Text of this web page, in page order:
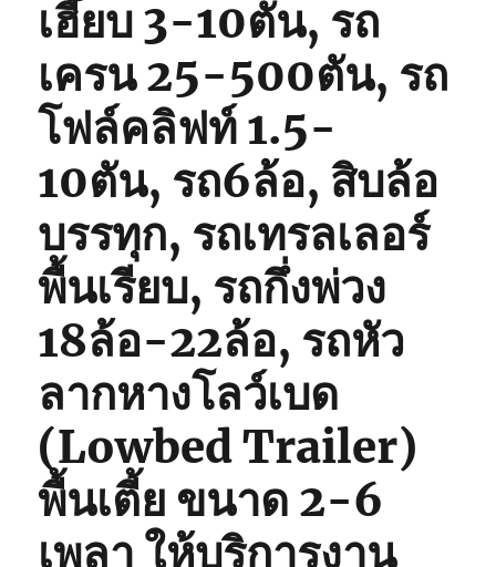
เฮี๊ยบ 3-10ตัน, รถ
เครน 25-500ตัน, รถ
โฟล์คลิฟท์ 1.5-
10ตัน, รถ6ล้อ, สิบล้อ
บรรทุก, รถเทรลเลอร์
พื้นเรียบ, รถกึ่งพ่วง
18ล้อ-22ล้อ, รถหัว
ลากหางโลว์เบด
(Lowbed Trailer)
พื้นเตี้ย ขนาด 2-6
เพลา ให้บริการงาน